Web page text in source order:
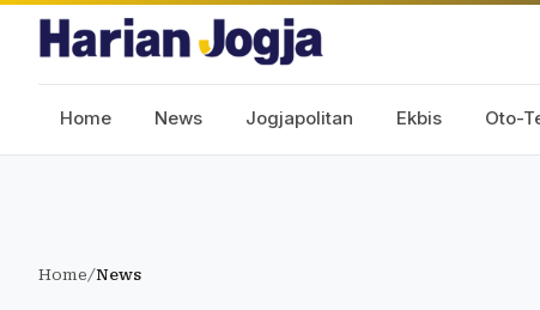
Home News Jogjapolitan Ekbis Oto-
Home/News